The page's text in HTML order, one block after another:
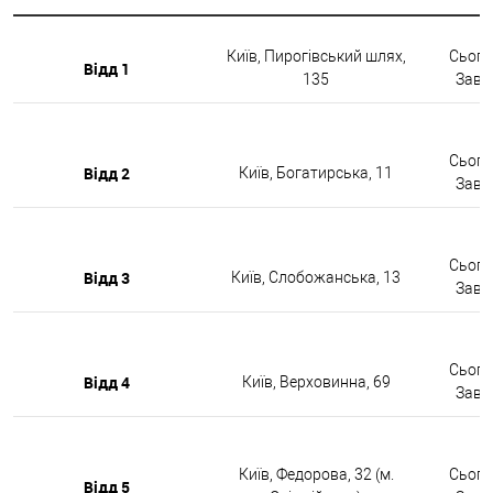
Відд 1
Київ, Пирогівський шлях,
135
Відд 2 Київ, Богатирська, 11
Відд 3 Київ, Слобожанська, 13
Відд 4 Київ, Верховинна, 69
Відд 5
Київ, Федорова, 32 (м.